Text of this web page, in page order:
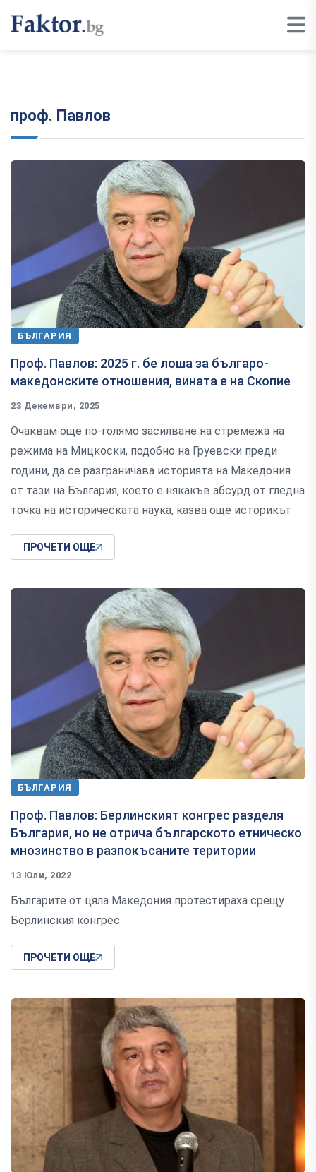
проф. Павлов
БЪЛГАРИЯ
Проф. Павлов: 2025 г. бе лоша за българо-
македонските отношения, вината е на Скопие
23 Декември, 2025
Очаквам още по-голямо засилване на стремежа на
режима на Мицкоски, подобно на Груевски преди
години, да се разграничава историята на Македония
от тази на България, което е някакъв абсурд от гледна
точка на историческата наука, казва още историкът
ПРОЧЕТИ ОЩЕ
БЪЛГАРИЯ
Проф. Павлов: Берлинският конгрес разделя
България, но не отрича българското етническо
мнозинство в разпокъсаните територии
13 Юли, 2022
Българите от цяла Македония протестираха срещу
Берлинския конгрес
ПРОЧЕТИ ОЩЕ